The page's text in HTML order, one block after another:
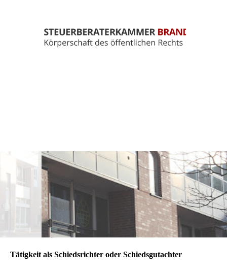
Tätigkeit als Schiedsrichter oder Schiedsgutachter